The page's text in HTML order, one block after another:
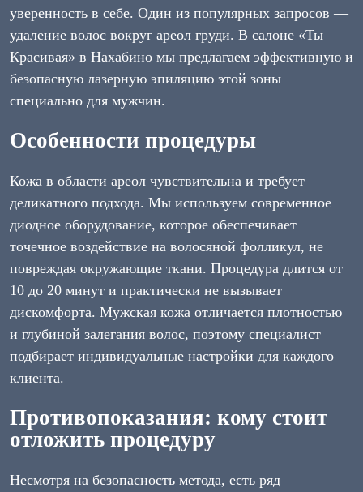
уверенность в себе. Один из популярных запросов —
удаление волос вокруг ареол груди. В салоне «Ты
Красивая» в Нахабино мы предлагаем эффективную и
безопасную лазерную эпиляцию этой зоны
специально для мужчин.
Особенности процедуры
Кожа в области ареол чувствительна и требует
деликатного подхода. Мы используем современное
диодное оборудование, которое обеспечивает
точечное воздействие на волосяной фолликул, не
повреждая окружающие ткани. Процедура длится от
10 до 20 минут и практически не вызывает
дискомфорта. Мужская кожа отличается плотностью
и глубиной залегания волос, поэтому специалист
подбирает индивидуальные настройки для каждого
клиента.
Противопоказания: кому стоит
отложить процедуру
Несмотря на безопасность метода, есть ряд